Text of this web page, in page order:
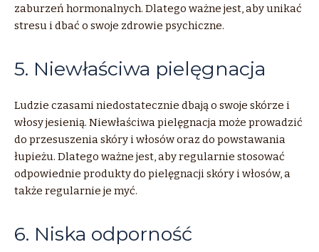
zaburzeń hormonalnych. Dlatego ważne jest, aby unikać
stresu i dbać o swoje zdrowie psychiczne.
5. Niewłaściwa pielęgnacja
Ludzie czasami niedostatecznie dbają o swoje skórze i
włosy jesienią. Niewłaściwa pielęgnacja może prowadzić
do przesuszenia skóry i włosów oraz do powstawania
łupieżu. Dlatego ważne jest, aby regularnie stosować
odpowiednie produkty do pielęgnacji skóry i włosów, a
także regularnie je myć.
6. Niska odporność